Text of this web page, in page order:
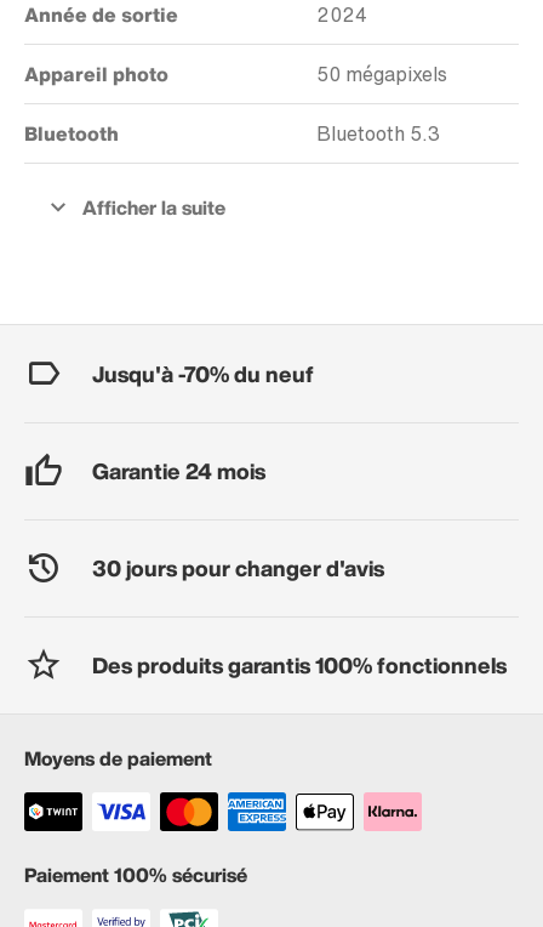
Année de sortie 2024
Appareil photo 50 mégapixels
Bluetooth Bluetooth 5.3
Jusqu'à -70% du neuf
Garantie 24 mois
30 jours pour changer d'avis
Des produits garantis 100% fonctionnels
Moyens de paiement
Paiement 100% sécurisé